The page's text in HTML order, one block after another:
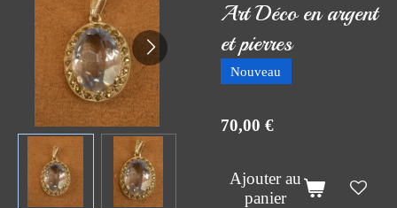
Art Déco en argent
et pierres
Nouveau
70,00 €
Ajouter au
panier